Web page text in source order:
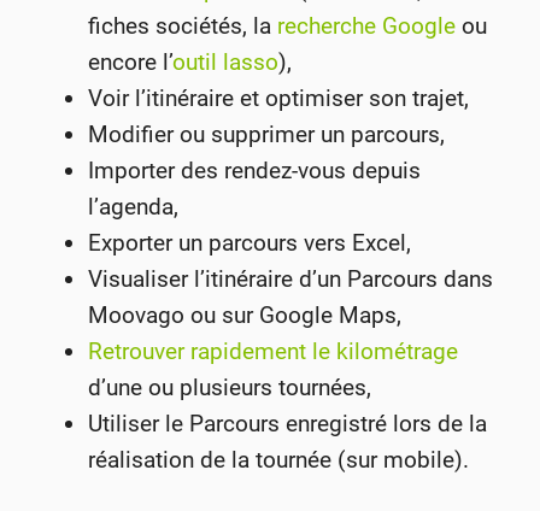
fiches sociétés, la recherche Googleou
encore l’outil lasso),
Voir l’itinéraire et optimiser son trajet,
Modifier ou supprimer un parcours,
Importer des rendez-vous depuis
l’agenda,
Exporter un parcours vers Excel,
Visualiser l’itinéraire d’un Parcours dans
Moovago ou sur Google Maps,
Retrouver rapidement le kilométrage
d’une ou plusieurs tournées,
Utiliser le Parcours enregistré lors de la
réalisation de la tournée (sur mobile).